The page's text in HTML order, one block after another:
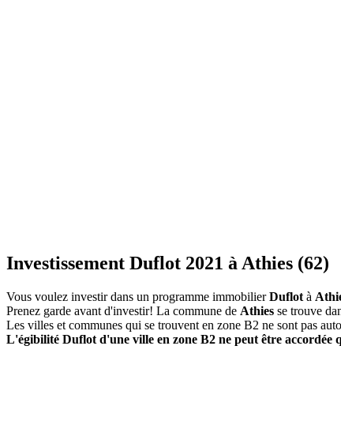
Investissement Duflot 2021 à Athies (62)
Vous voulez investir dans un programme immobilierDuflot à
Prenez garde avant d'investir! La commune de Athies se trouve
Les villes et communes qui se trouvent en zone B2 ne sont pas
L'égibilité Duflot d'une ville en zone B2 ne peut être accordée